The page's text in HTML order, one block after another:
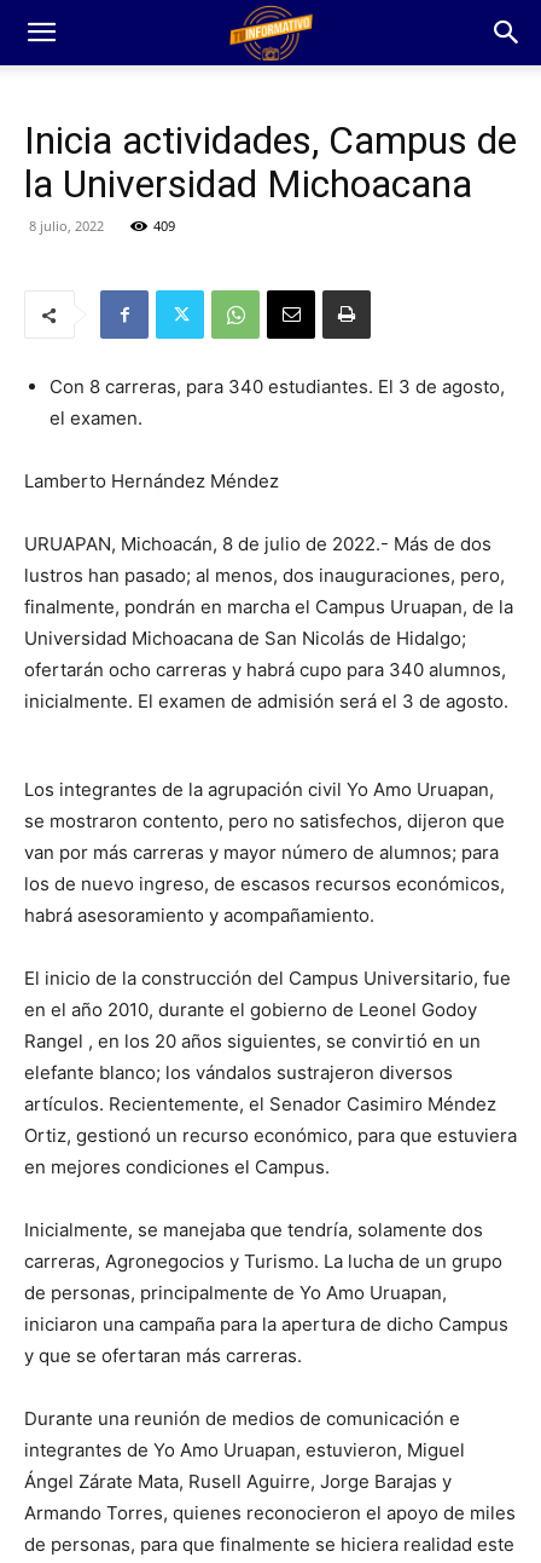
Inicia actividades, Campus de
la Universidad Michoacana
8 julio, 2022 409
Con 8 carreras, para 340 estudiantes. El 3 de agosto,
el examen.
Lamberto Hernández Méndez
URUAPAN, Michoacán, 8 de julio de 2022.- Más de dos
lustros han pasado; al menos, dos inauguraciones, pero,
finalmente, pondrán en marcha el Campus Uruapan, de la
Universidad Michoacana de San Nicolás de Hidalgo;
ofertarán ocho carreras y habrá cupo para 340 alumnos,
inicialmente. El examen de admisión será el 3 de agosto.
Los integrantes de la agrupación civil Yo Amo Uruapan,
se mostraron contento, pero no satisfechos, dijeron que
van por más carreras y mayor número de alumnos; para
los de nuevo ingreso, de escasos recursos económicos,
habrá asesoramiento y acompañamiento.
El inicio de la construcción del Campus Universitario, fue
en el año 2010, durante el gobierno de Leonel Godoy
Rangel , en los 20 años siguientes, se convirtió en un
elefante blanco; los vándalos sustrajeron diversos
artículos. Recientemente, el Senador Casimiro Méndez
Ortiz, gestionó un recurso económico, para que estuviera
en mejores condiciones el Campus.
Inicialmente, se manejaba que tendría, solamente dos
carreras, Agronegocios y Turismo. La lucha de un grupo
de personas, principalmente de Yo Amo Uruapan,
iniciaron una campaña para la apertura de dicho Campus
y que se ofertaran más carreras.
Durante una reunión de medios de comunicación e
integrantes de Yo Amo Uruapan, estuvieron, Miguel
Ángel Zárate Mata, Rusell Aguirre, Jorge Barajas y
Armando Torres, quienes reconocieron el apoyo de miles
de personas, para que finalmente se hiciera realidad este